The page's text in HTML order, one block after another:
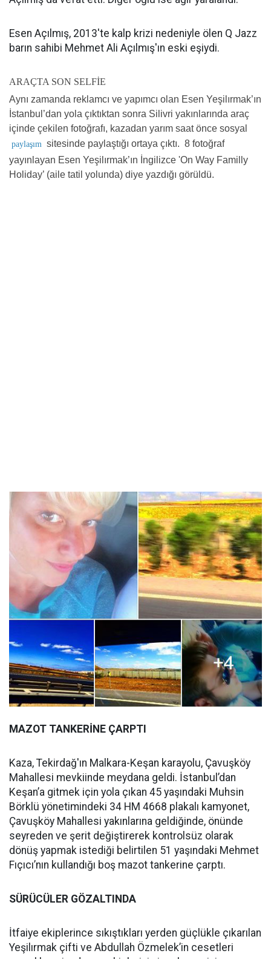
Esen Açılmış, 2013'te kalp krizi nedeniyle ölen Q Jazz
barın sahibi Mehmet Ali Açılmış'ın eski eşiydi.
ARAÇTA SON SELFİE
Aynı zamanda reklamcı ve yapımcı olan Esen Yeşilırmak’ın
İstanbul’dan yola çıktıktan sonra Silivri yakınlarında araç
içinde çekilen fotoğrafı, kazadan yarım saat önce sosyal
paylaşım sitesinde paylaştığı ortaya çıktı. 8 fotoğraf
yayınlayan Esen Yeşilırmak’ın İngilizce 'On Way Familly
Holiday’ (aile tatil yolunda) diye yazdığı görüldü.
MAZOT TANKERİNE ÇARPTI
Kaza, Tekirdağ'ın Malkara-Keşan karayolu, Çavuşköy
Mahallesi mevkiinde meydana geldi. İstanbul’dan
Keşan’a gitmek için yola çıkan 45 yaşındaki Muhsin
Börklü yönetimindeki 34 HM 4668 plakalı kamyonet,
Çavuşköy Mahallesi yakınlarına geldiğinde, önünde
seyreden ve şerit değiştirerek kontrolsüz olarak
dönüş yapmak istediği belirtilen 51 yaşındaki Mehmet
Fıçıcı’nın kullandığı boş mazot tankerine çarptı.
SÜRÜCÜLER GÖZALTINDA
İtfaiye ekiplerince sıkıştıkları yerden güçlükle çıkarılan
Yeşilırmak çifti ve Abdullah Özmelek’in cesetleri